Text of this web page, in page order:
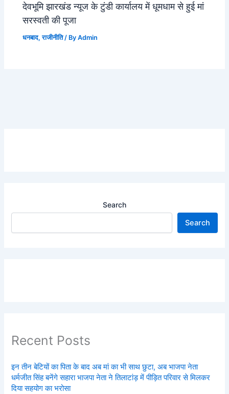
देवभूमि झारखंड न्यूज के टुंडी कार्यालय में धूमधाम से हुई मां
सरस्वती की पूजा
धनबाद,राजीनीति/ ByAdmin
Search
Search
Recent Posts
इन तीन बेटियों का पिता के बाद अब मां का भी साथ छुटा, अब भाजपा नेता
धर्मजीत सिंह बनेंगे सहारा भाजपा नेता ने तिलाटांड़ में पीड़ित परिवार से मिलकर
दिया सहयोग का भरोसा